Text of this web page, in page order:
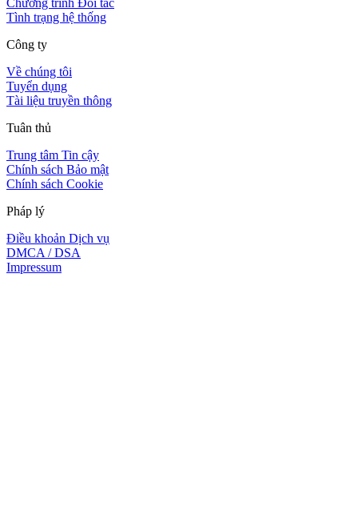
Tình trạng hệ thống
Công ty
Về chúng tôi
Tuyển dụng
Tài liệu truyền thông
Tuân thủ
Trung tâm Tin cậy
Chính sách Bảo mật
Chính sách Cookie
Pháp lý
Điều khoản Dịch vụ
DMCA / DSA
Impressum